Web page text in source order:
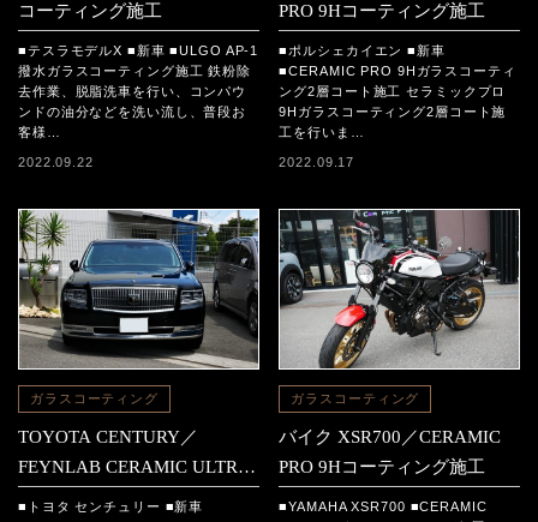
コーティング施工
■テスラモデルX ■新車 ■ULGO AP-1
撥水ガラスコーティング施工 鉄粉除
去作業、脱脂洗車を行い、コンパウ
ンドの油分などを洗い流し、普段お
客様…
2022.09.22
PRO 9Hコーティング施工
■ポルシェカイエン ■新車
■CERAMIC PRO 9Hガラスコーティ
ング2層コート施工 セラミックプロ
9Hガラスコーティング2層コート施
工を行いま…
2022.09.17
ガラスコーティング
TOYOTA CENTURY／
FEYNLAB CERAMIC ULTRA
＋FEYNLAB CERAMIC LITE
■トヨタ センチュリー ■新車
ガラスコーティング
バイク XSR700／CERAMIC
PRO 9Hコーティング施工
■YAMAHA XSR700 ■CERAMIC